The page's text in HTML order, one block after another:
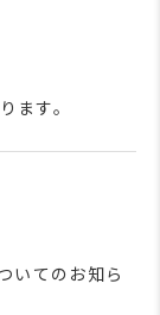
ます。
いてのお知ら